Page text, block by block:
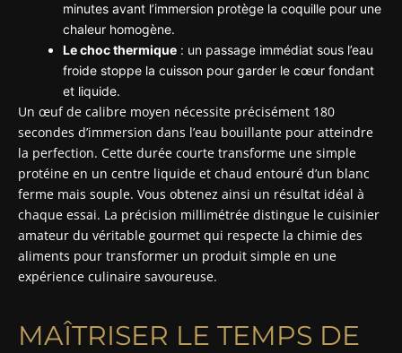
minutes avant l’immersion protège la coquille pour une
chaleur homogène.
Le choc thermique : un passage immédiat sous l’eau
froide stoppe la cuisson pour garder le cœur fondant
et liquide.
Un œuf de calibre moyen nécessite précisément 180
secondes d’immersion dans l’eau bouillante pour atteindre
la perfection. Cette durée courte transforme une simple
protéine en un centre liquide et chaud entouré d’un blanc
ferme mais souple. Vous obtenez ainsi un résultat idéal à
chaque essai. La précision millimétrée distingue le cuisinier
amateur du véritable gourmet qui respecte la chimie des
aliments pour transformer un produit simple en une
expérience culinaire savoureuse.
MAÎTRISER LE TEMPS DE